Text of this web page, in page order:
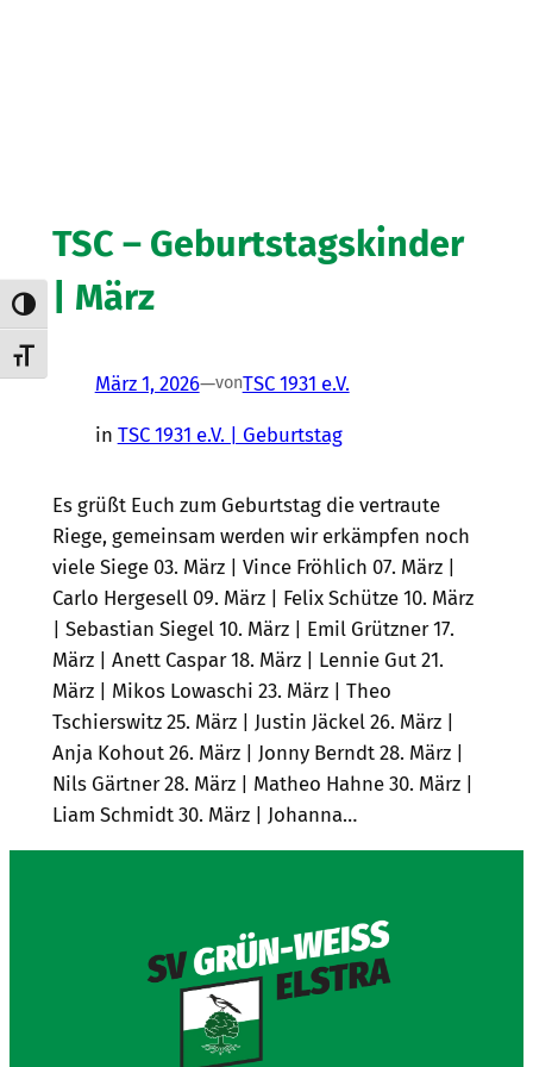
Umschalten auf hohe Kontraste
Schrift vergrößern
TSC – Geburtstagskinder
| März
März 1, 2026—vonTSC 1931 e.V.
in TSC 1931 e.V. | Geburtstag
Es grüßt Euch zum Geburtstag die vertraute
Riege, gemeinsam werden wir erkämpfen noch
viele Siege 03. März | Vince Fröhlich 07. März |
Carlo Hergesell 09. März | Felix Schütze 10. März
| Sebastian Siegel 10. März | Emil Grützner 17.
März | Anett Caspar 18. März | Lennie Gut 21.
März | Mikos Lowaschi 23. März | Theo
Tschierswitz 25. März | Justin Jäckel 26. März |
Anja Kohout 26. März | Jonny Berndt 28. März |
Nils Gärtner 28. März | Matheo Hahne 30. März |
Liam Schmidt 30. März | Johanna…